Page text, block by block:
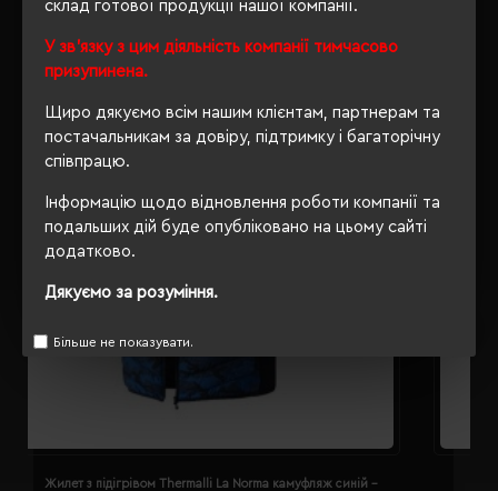
склад готової продукції нашої компанії.
У зв'язку з цим діяльність компанії тимчасово
призупинена.
Щиро дякуємо всім нашим клієнтам, партнерам та
постачальникам за довіру, підтримку і багаторічну
співпрацю.
Інформацію щодо відновлення роботи компанії та
подальших дій буде опубліковано на цьому сайті
додатково.
Дякуємо за розуміння.
Більше не показувати.
РЕКОМЕНДУЄМО
Жилет з підігрівом Thermalli La Norma камуфляж синій -